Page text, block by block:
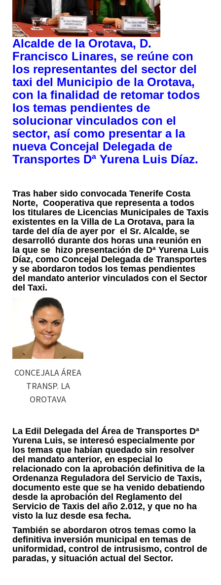
Alcalde de la Orotava, D.
Francisco Linares, se reúne con
los representantes del sector del
taxi del Municipio de la Orotava,
con la finalidad de retomar todos
los temas pendientes de
solucionar vinculados con el
sector, así como presentar a la
nueva Concejal Delegada de
Transportes Dª Yurena Luis Díaz.
Tras haber sido convocada Tenerife Costa
Norte, Cooperativa que representa a todos
los titulares de Licencias Municipales de Taxis
existentes en la Villa de La Orotava, para la
tarde del día de ayer por el Sr. Alcalde, se
desarrolló durante dos horas una reunión en
la que se hizo presentación de Dª Yurena Luis
Díaz, como Concejal Delegada de Transportes
y se abordaron todos los temas pendientes
del mandato anterior vinculados con el Sector
del Taxi.
CONCEJALA ÁREA
TRANSP. LA
OROTAVA
La Edil Delegada del Área de Transportes Dª
Yurena Luis, se interesó especialmente por
los temas que habían quedado sin resolver
del mandato anterior, en especial lo
relacionado con la aprobación definitiva de la
Ordenanza Reguladora del Servicio de Taxis,
documento este que se ha venido debatiendo
desde la aprobación del Reglamento del
Servicio de Taxis del año 2.012, y que no ha
visto la luz desde esa fecha.
También se abordaron otros temas como la
definitiva inversión municipal en temas de
uniformidad, control de intrusismo, control de
paradas, y situación actual del Sector.